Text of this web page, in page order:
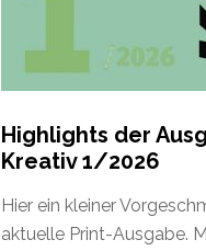
Highlights der
Kreativ 1/2026
Hier ein kleiner
aktuelle Print-Ausgabe.